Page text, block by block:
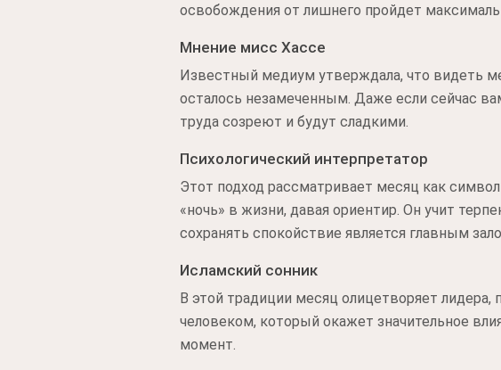
освобождения от лишнего пройдет
Мнение мисс Хассе
Известный медиум утверждала, что видеть
осталось незамеченным. Даже если сейчас
труда созреют и будут сладкими.
Психологический интерпретатор
Этот подход рассматривает месяц как
«ночь» в жизни, давая ориентир. Он учит
сохранять спокойствие является главным
Исламский сонник
В этой традиции месяц олицетворяет
человеком, который окажет значительное
момент.